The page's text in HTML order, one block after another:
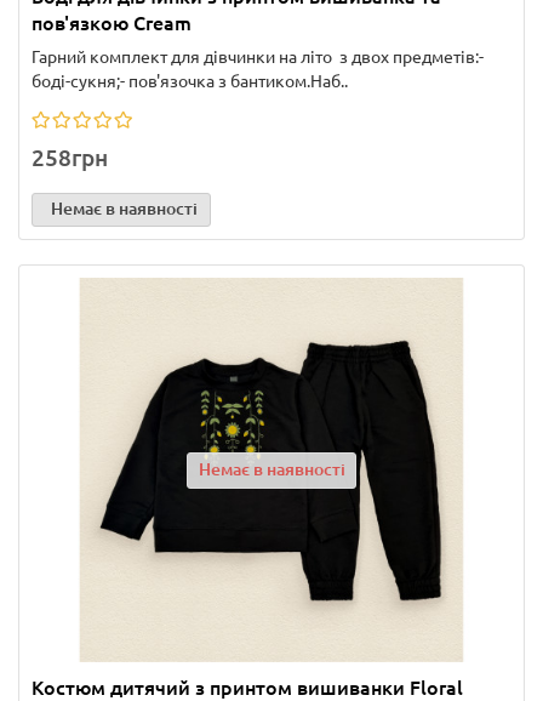
пов'язкою Cream
Гарний комплект для дівчинки на літо з двох предметів:-
боді-сукня;- пов'язочка з бантиком.Наб..
258грн
Немає в наявності
Немає в наявності
Костюм дитячий з принтом вишиванки Floral